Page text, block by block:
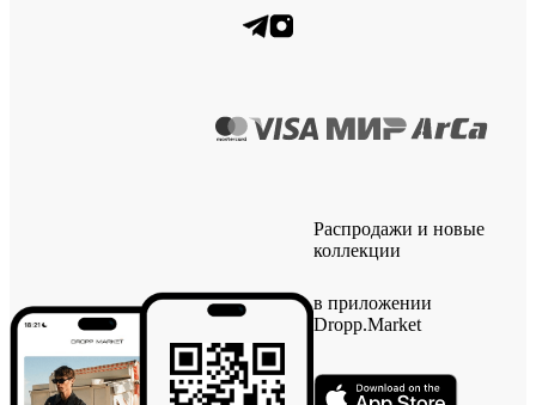
Распродажи и новые
коллекции
в приложении
Dropp.Market